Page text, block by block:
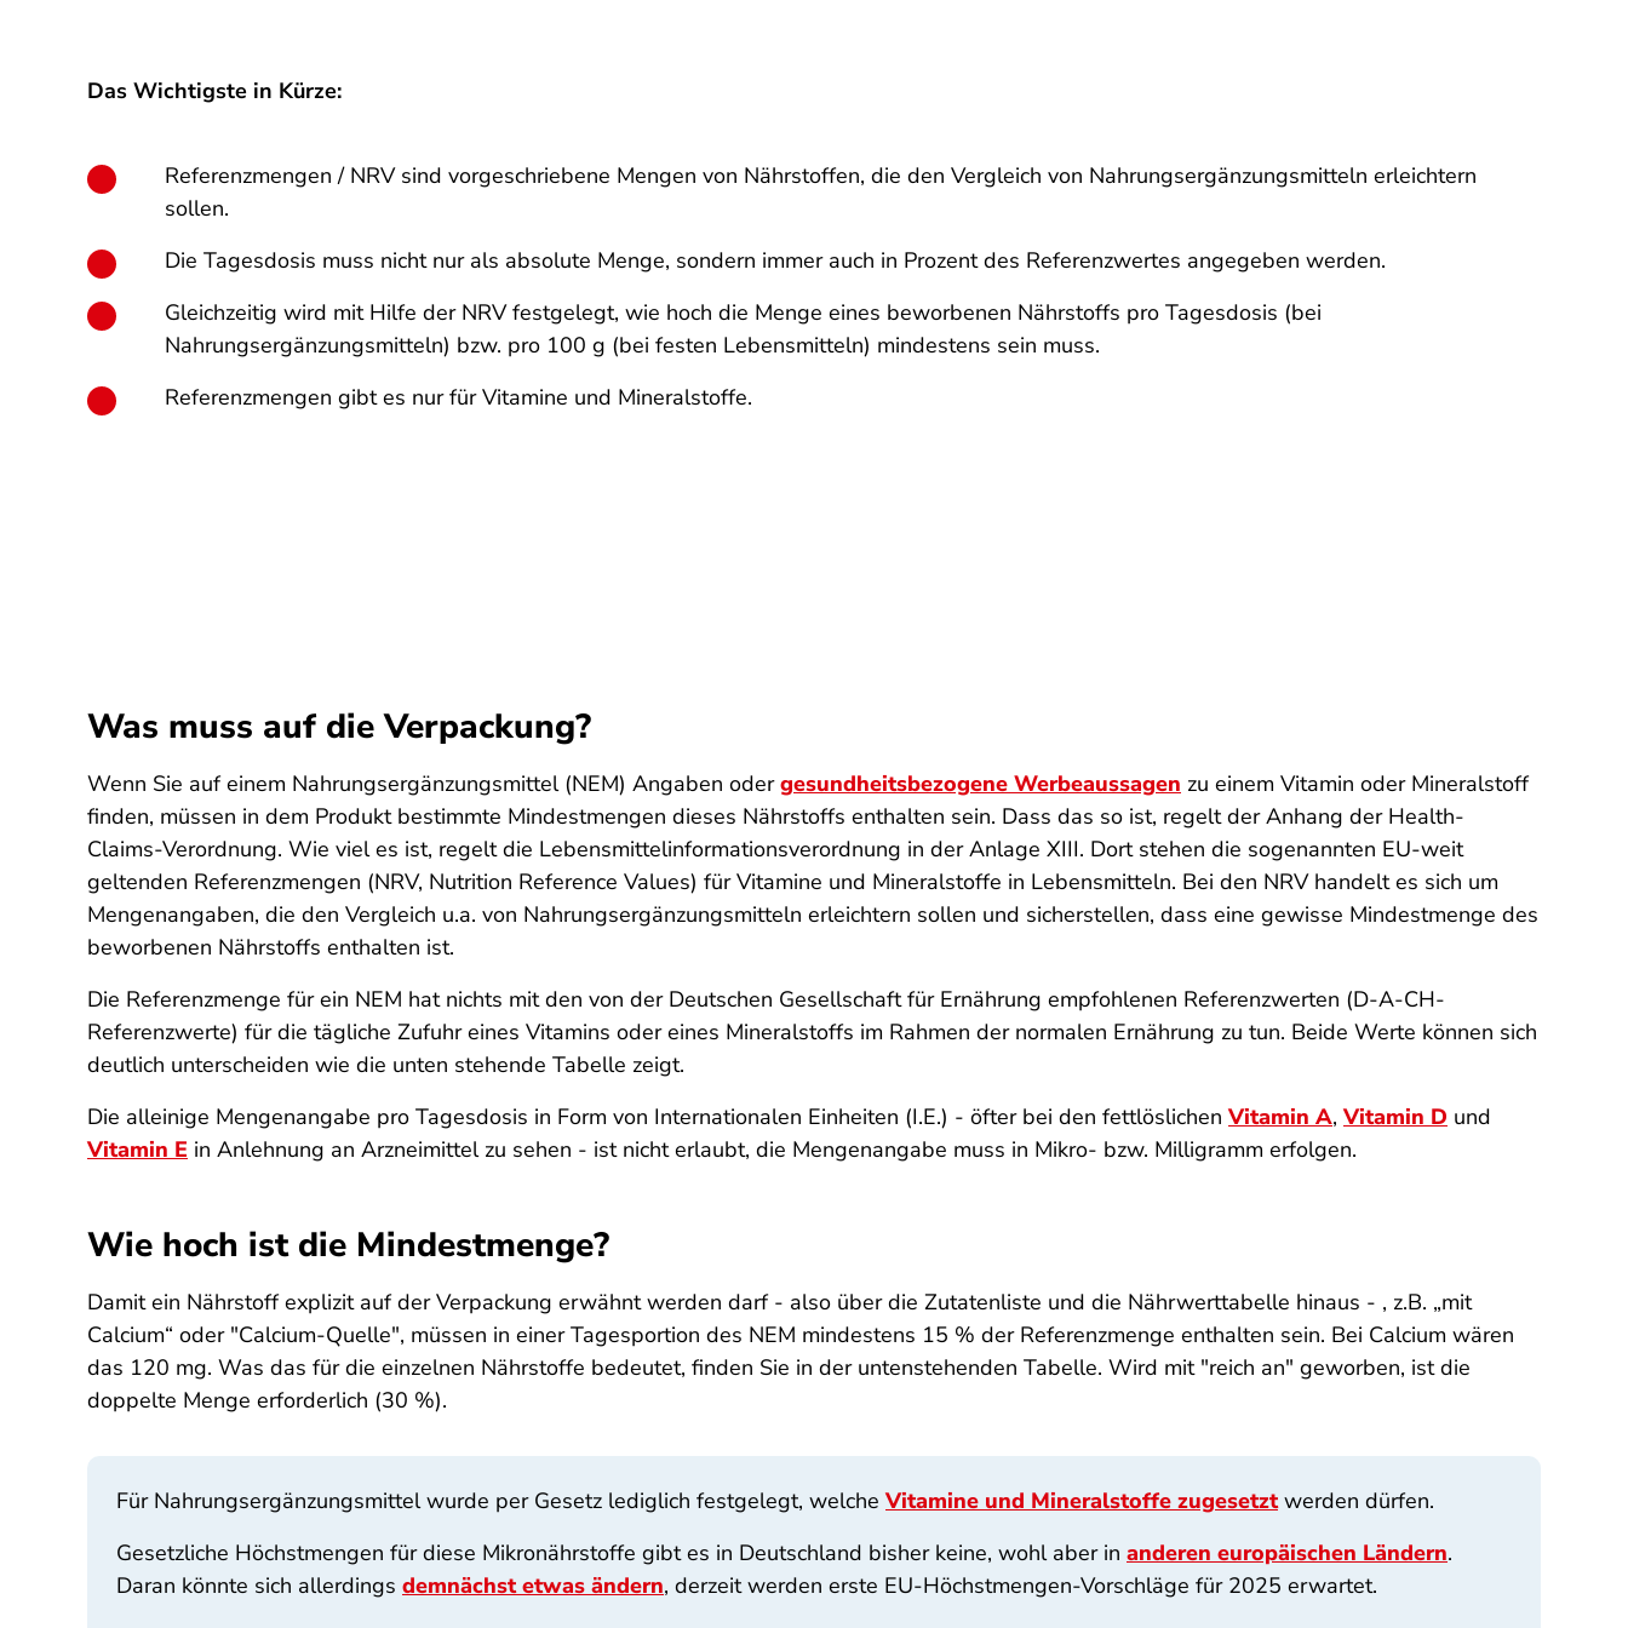
Das Wichtigste in Kürze:
Referenzmengen / NRV sind vorgeschriebene Mengen von Nährstoffen, die den Vergleich von Nahrungsergänzungsmitteln erleichtern
sollen.
Die Tagesdosis muss nicht nur als absolute Menge, sondern immer auch in Prozent des Referenzwertes angegeben werden.
Gleichzeitig wird mit Hilfe der NRV festgelegt, wie hoch die Menge eines beworbenen Nährstoffs pro Tagesdosis (bei
Nahrungsergänzungsmitteln) bzw. pro 100 g (bei festen Lebensmitteln) mindestens sein muss.
Referenzmengen gibt es nur für Vitamine und Mineralstoffe.
Was muss auf die Verpackung?
Wenn Sie auf einem Nahrungsergänzungsmittel (NEM) Angaben odergesundheitsbezogene Werbeaussagen zu einem Vitamin oder Mineralstoff
finden, müssen in dem Produkt bestimmte Mindestmengen dieses Nährstoffs enthalten sein. Dass das so ist, regelt der Anhang der Health-
Claims-Verordnung. Wie viel es ist, regelt die Lebensmittelinformationsverordnung in der Anlage XIII. Dort stehen die sogenannten EU-weit
geltenden Referenzmengen (NRV, Nutrition Reference Values) für Vitamine und Mineralstoffe in Lebensmitteln. Bei den NRV handelt es sich um
Mengenangaben, die den Vergleich u.a. von Nahrungsergänzungsmitteln erleichtern sollen und sicherstellen, dass eine gewisse Mindestmenge des
beworbenen Nährstoffs enthalten ist.
Die Referenzmenge für ein NEM hat nichts mit den von der Deutschen Gesellschaft für Ernährung empfohlenen Referenzwerten (D-A-CH-
Referenzwerte) für die tägliche Zufuhr eines Vitamins oder eines Mineralstoffs im Rahmen der normalen Ernährung zu tun. Beide Werte können sich
deutlich unterscheiden wie die unten stehende Tabelle zeigt.
Die alleinige Mengenangabe pro Tagesdosis in Form von Internationalen Einheiten (I.E.) - öfter bei den fettlöslichenVitamin A,Vitamin D und
Vitamin E in Anlehnung an Arzneimittel zu sehen - ist nicht erlaubt, die Mengenangabe muss in Mikro- bzw. Milligramm erfolgen.
Wie hoch ist die Mindestmenge?
Damit ein Nährstoff explizit auf der Verpackung erwähnt werden darf - also über die Zutatenliste und die Nährwerttabelle hinaus - , z.B. „mit
Calcium“ oder "Calcium-Quelle", müssen in einer Tagesportion des NEM mindestens 15 % der Referenzmenge enthalten sein. Bei Calcium wären
das 120 mg. Was das für die einzelnen Nährstoffe bedeutet, finden Sie in der untenstehenden Tabelle. Wird mit "reich an" geworben, ist die
doppelte Menge erforderlich (30 %).
Für Nahrungsergänzungsmittel wurde per Gesetz lediglich festgelegt, welcheVitamine und Mineralstoffe zugesetztwerden dürfen.
Gesetzliche Höchstmengen für diese Mikronährstoffe gibt es in Deutschland bisher keine, wohl aber in anderen europäischen Ländern.
Daran könnte sich allerdings demnächst etwas ändern, derzeit werden erste EU-Höchstmengen-Vorschläge für 2025 erwartet.